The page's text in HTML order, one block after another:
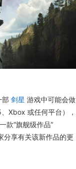
部 剑星 游戏中可能会做
Xbox 或任何平台），
款“旗舰级作品”
享有关该新作品的更